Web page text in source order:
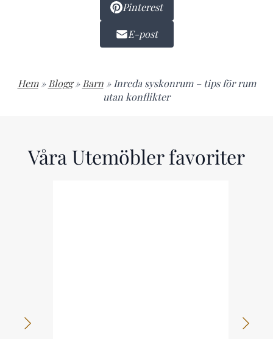
Pinterest
E-post
Hem » Blogg » Barn » Inreda syskonrum – tips för rum
utan konflikter
Våra Utemöbler favoriter